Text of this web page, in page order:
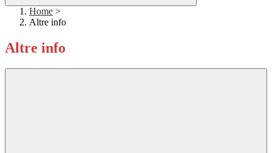
Home >
Altre info
Altre info